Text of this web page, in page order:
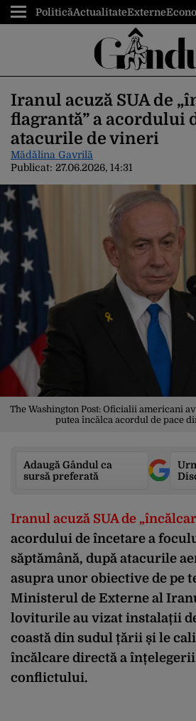
PoliticăActualitateExterne
Iranul acuză SUA de
flagrantă” a acordului
atacurile de vineri
Mădălina Gavrilă
Publicat: 27.06.2026, 14:31
The Washington Post: Oficialii americani
putea încălca acordul de pace
Adaugă Gândul ca
sursă preferată
Iranul acuză SUA de
acordului de încetare a
săptămână, după atacurile
asupra unor obiective de pe
Ministerul de Externe al
loviturile au vizat instalații
coastă din sudul țării și le
încălcare directă a înțelegerii
conflictului.